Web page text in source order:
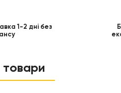
1-2 дні без
товари